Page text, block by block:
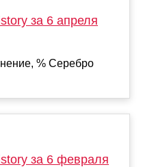
за 6 апреля
% Серебро
за 6 февраля